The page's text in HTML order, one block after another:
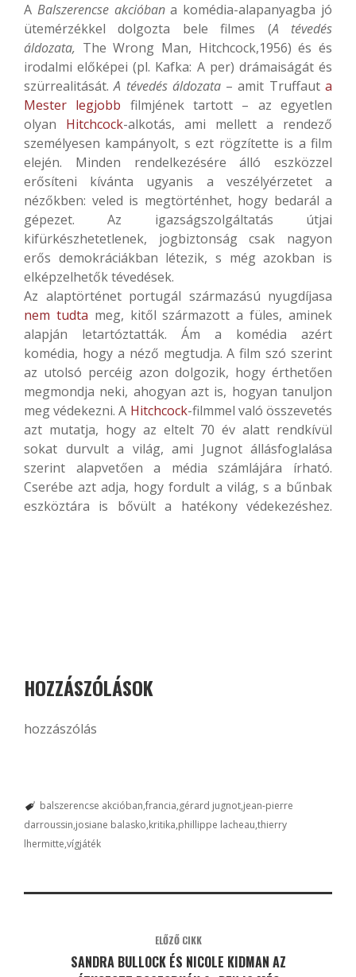
A Balszerencse akcióbana komédia-alapanyagba jó
ütemérzékkel dolgozta bele filmes (A tévedés
áldozata, The Wrong Man, Hitchcock,1956) és és
irodalmi előképei (pl. Kafka: A per) drámaiságát és
szürrealitását.A tévedés áldozata – amit Truffauta
Mester legjobb filmjének tartott – az egyetlen
olyan Hitchcock-alkotás, ami mellett a rendező
személyesen kampányolt, s ezt rögzítette is a film
elején. Minden rendelkezésére álló eszközzel
erősíteni kívánta ugyanis a veszélyérzetet a
nézőkben: veled is megtörténhet, hogy bedarál a
gépezet. Az igazságszolgáltatás útjai
kifürkészhetetlenek, jogbiztonság csak nagyon
erős demokráciákban létezik, s még azokban is
elképzelhetők tévedések.
Az alaptörténet portugál származású nyugdíjasa
nem tudta meg, kitől származott a füles, aminek
alapján letartóztatták. Ám a komédia azért
komédia, hogy a néző megtudja. A film szó szerint
az utolsó percéig azon dolgozik, hogy érthetően
megmondja neki, ahogyan azt is, hogyan tanuljon
meg védekezni. A Hitchcock-filmmel való összevetés
azt mutatja, hogy az eltelt 70 év alatt rendkívül
sokat durvult a világ, ami Jugnot állásfoglalása
szerint alapvetően a média számlájára írható.
Cserébe azt adja, hogy fordult a világ, s a bűnbak
eszköztára is bővült a hatékony védekezéshez.
HOZZÁSZÓLÁSOK
hozzászólás
balszerencse akcióban francia gérard jugnot jean-pierre
darroussin josiane balasko kritika phillippe lacheau thierry
lhermitte vígjáték
ELŐZŐ CIKK
SANDRA BULLOCK ÉS NICOLE KIDMAN AZ